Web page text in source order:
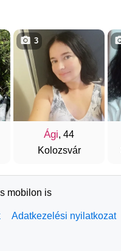
Ági, 44
Kolozsvár
3
mobilon is
Adatkezelési nyilatkozat